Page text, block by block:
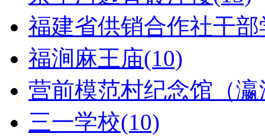
福建省供销合作社干
福涧麻王庙(10)
营前模范村纪念馆（
三一学校(10)